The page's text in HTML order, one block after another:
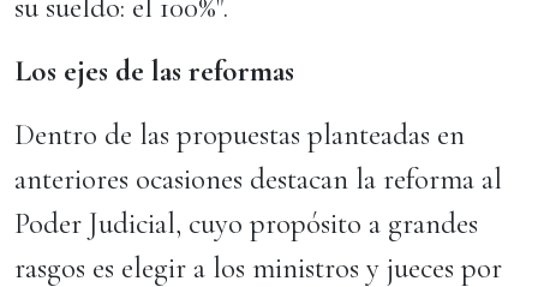
su sueldo: el 100%".
Los ejes de las reformas
Dentro de las propuestas planteadas en
anteriores ocasiones destacan la reforma al
Poder Judicial, cuyo propósito a grandes
rasgos es elegir a los ministros y jueces por